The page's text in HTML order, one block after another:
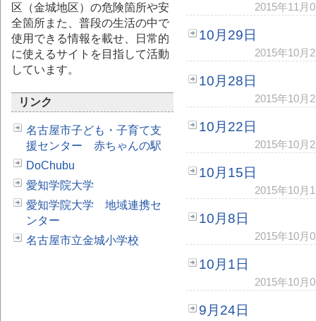
区（金城地区）の危険箇所や安
全箇所また、普段の生活の中で
使用できる情報を載せ、日常的
に使えるサイトを目指して活動
しています。
リンク
名古屋市子ども・子育て支
援センター 赤ちゃんの駅
DoChubu
愛知学院大学
愛知学院大学 地域連携セ
ンター
名古屋市立金城小学校
2015年11月
10月29日
2015年10月
10月28日
2015年10月
10月22日
2015年10月
10月15日
2015年10月
10月8日
2015年10月
10月1日
2015年10月
9月24日